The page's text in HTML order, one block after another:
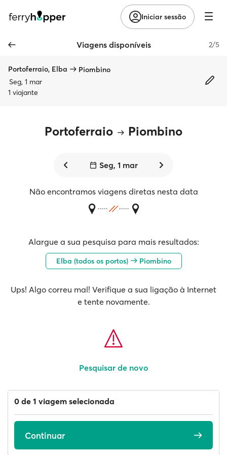
Iniciar sessão
Viagens disponíveis 2/5
Portoferraio, Elba
Piombino
Seg, 1 mar
1 viajante
Portoferraio Piombino
Seg, 1 mar
Não encontramos viagens diretas nesta data
Alargue a sua pesquisa para mais resultados:
Elba (todos os portos) Piombino
Ups! Algo correu mal! Verifique a sua ligação à Internet
e tente novamente.
Pesquisar de novo
0 de 1 viagem selecionada
Continuar